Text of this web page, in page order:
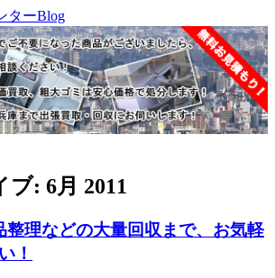
ブ: 6月 2011
整理などの大量回収まで、お気軽
！